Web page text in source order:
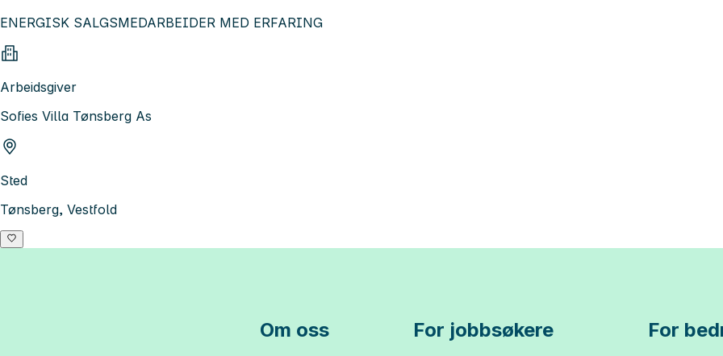
ENERGISK SALGSMEDARBEIDER MED ERFARING
Arbeidsgiver
Sofies Villa Tønsberg As
Sted
Tønsberg, Vestfold
Om oss For jobbsøkere For